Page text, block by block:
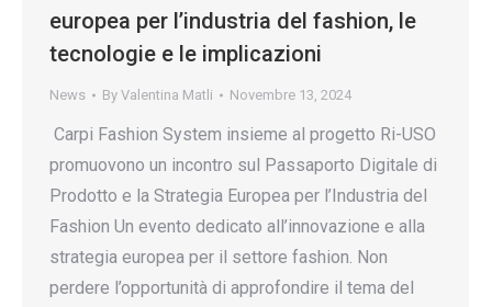
europea per l’industria del fashion, le
tecnologie e le implicazioni
News By Valentina Matli Novembre 13, 2024
Carpi Fashion System insieme al progetto Ri-USO
promuovono un incontro sul Passaporto Digitale di
Prodotto e la Strategia Europea per l’Industria del
Fashion Un evento dedicato all’innovazione e alla
strategia europea per il settore fashion. Non
perdere l’opportunità di approfondire il tema del